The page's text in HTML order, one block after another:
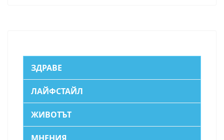
ЗДРАВЕ
ЛАЙФСТАЙЛ
ЖИВОТЪТ
МНЕНИЯ